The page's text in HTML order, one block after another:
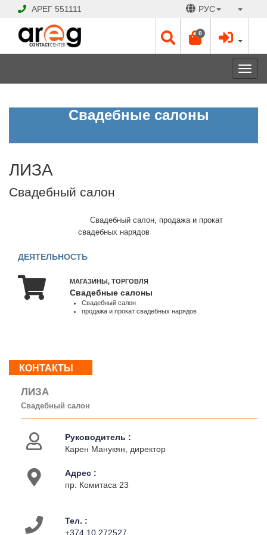
АРЕГ 551111 РУС
0
ЛИЗА
ЗАКРЫТО
дни:
20:00
О
Свадебные салоны
ЛИЗА
Свадебный салон
Свадебный салон, продажа и прокат
свадебных нарядов
ДЕЯТЕЛЬНОСТЬ
МАГАЗИНЫ, ТОРГОВЛЯ
Свадебные салоны
Свадебный салон
продажа и прокат свадебных нарядов
КОНТАКТЫ
ЛИЗА
Свадебный салон
Руководитель :
Карен Манукян, директор
Адрес :
пр. Комитаса 23
Тел. :
+374 10 272527